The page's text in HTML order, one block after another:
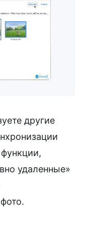
другие
удаленные»